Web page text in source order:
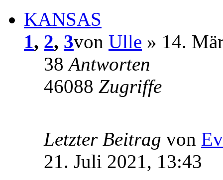
KANSAS
1, 2, 3von Ulle » 14.
38Antworten
46088 Zugriffe
Letzter Beitrag von
21. Juli 2021, 13:43